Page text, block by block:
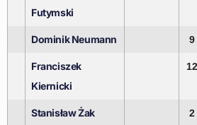
Futymski
Dominik Neumann 9
Franciszek
Kiernicki
12
Stanisław Żak 2